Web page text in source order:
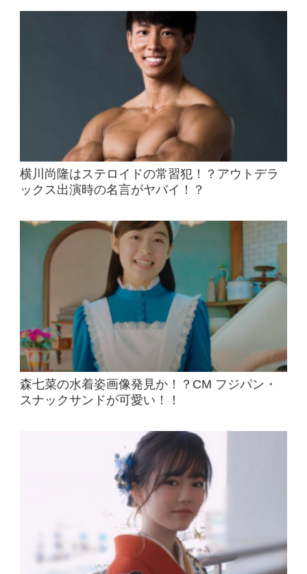
横川尚隆はステロイドの常習犯！？アウトデラ
ックス出演時の名言がヤバイ！？
森七菜の水着姿画像発見か！？CM フジパン・
スナックサンドが可愛い！！